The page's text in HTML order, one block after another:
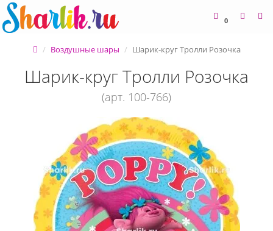
0
Воздушные шары Шарик-круг Тролли Розочка
Шарик-круг Тролли Розочка
(арт. 100-766)